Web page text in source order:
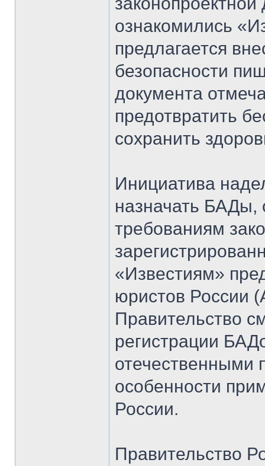
ознакомились
предлагается
безопасности
документа
предотвратить
сохранить
Инициатива
назначать БАДы,
требованиям
«Известиям»
юристов России
Правительство
регистрации
отечественными
особенности
России.
Правительство